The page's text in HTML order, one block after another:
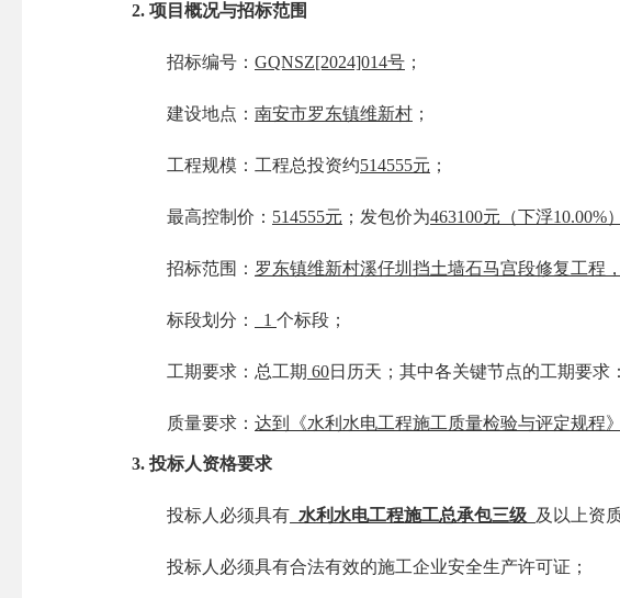
2. 项目概况与招标范围
招标编号： GQNSZ[2024]014号 ；
建设地点： 南安市罗东镇维新村 ；
工程规模：工程总投资约514555元 ；
最高控制价： 514555元 ； 发包价为463100元（下浮10.00%
招标范围： 罗东镇维新村溪仔圳挡土墙石马宫段修复工程
标段划分： 1 个标段；
工期要求：总工期 60日历天；其中各关键节点的工期要求：
质量要求： 达到《水利水电工程施工质量检验与评定规程
3. 投标人资格要求
投标人必须具有 水利水电工程施工总承包三级 及以上资
投标人必须具有合法有效的施工企业安全生产许可证；